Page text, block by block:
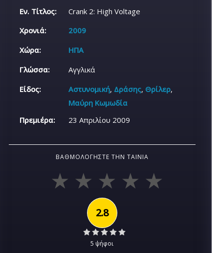
Εν. Τίτλος:
Crank 2: High Voltage
Χρονιά:
2009
Χώρα:
ΗΠΑ
Γλώσσα:
Αγγλικά
Είδος:
Αστυνομική, Δράσης, Θρίλερ,
Μαύρη Κωμωδία
Πρεμιέρα:
23 Απριλίου 2009
ΒΑΘΜΟΛΟΓΉΣΤΕ ΤΗΝ ΤΑΙΝΊΑ
2.8
5 ψήφοι